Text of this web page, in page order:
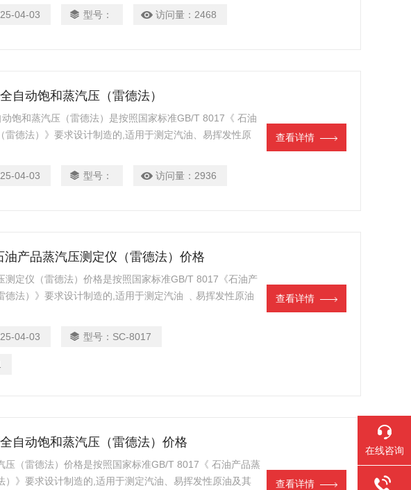
04-03 型号： 访问量： 2468
自动饱和蒸汽压（雷德法）
饱和蒸汽压（雷德法）是按照国家标准GB/T 8017《 石油
雷德法）》要求设计制造的,适用于测定汽油、易挥发性原
04-03 型号： 访问量： 2936
查看详情
油产品蒸汽压测定仪（雷德法）价格
测定仪（雷德法）价格是按照国家标准GB/T 8017《石油产
德法）》要求设计制造的,适用于测定汽油 ﹑易挥发性原油
04-03 型号： SC-8017
查看详情
自动饱和蒸汽压（雷德法）价格
压（雷德法）价格是按照国家标准GB/T 8017《 石油产品蒸
）》要求设计制造的,适用于测定汽油、易挥发性原油及其
查看详情
在线咨询